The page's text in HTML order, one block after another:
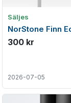
Säljes
NorStone Finn
300 kr
2026-07-05